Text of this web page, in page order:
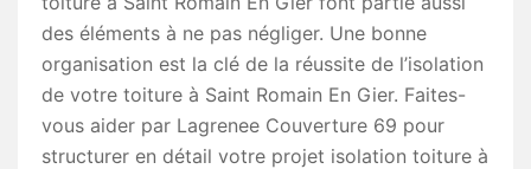
des éléments à ne pas négliger. Une bonne
organisation est la clé de la réussite de l’isolation
de votre toiture à Saint Romain En Gier. Faites-
vous aider par Lagrenee Couverture 69 pour
structurer en détail votre projet isolation toiture à